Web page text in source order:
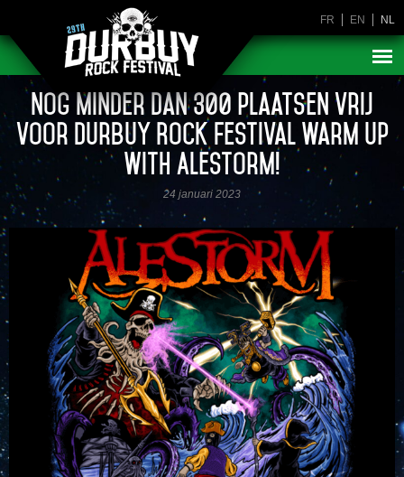
FR EN NL
Nog minder dan 300 plaatsen vrij
voor Durbuy Rock Festival Warm Up
with Alestorm!
24 januari 2023